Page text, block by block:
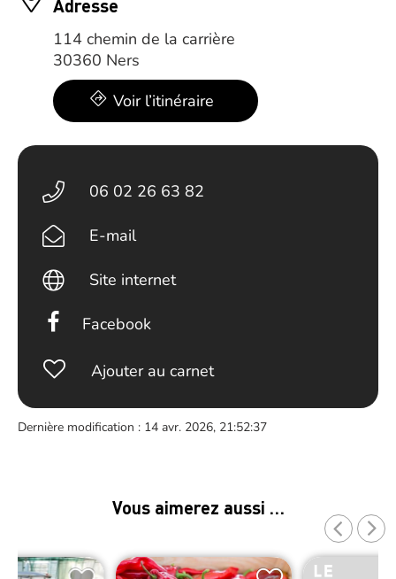
Adresse
114 chemin de la carrière
30360 Ners
Voir l’itinéraire
06 02 26 63 82
E-mail
Site internet
Facebook
Ajouter au carnet
Dernière modification : 14 avr. 2026, 21:52:37
Vous aimerez aussi …